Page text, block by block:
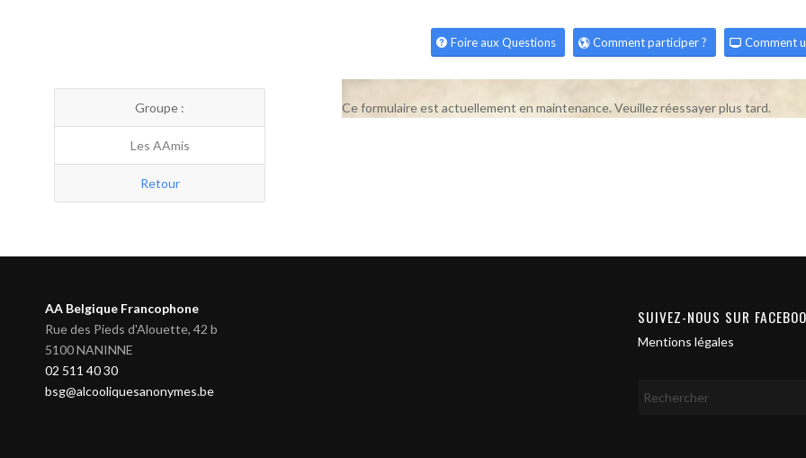
Foire aux Questions Comment participer ? Comment
Groupe :
Les AAmis
Retour
Ce formulaire est actuellement en maintenance. Veuillez réessayer plus tard.
AA Belgique Francophone
Rue des Pieds d'Alouette, 42 b
5100 NANINNE
02 511 40 30
bsg@alcooliquesanonymes.be
SUIVEZ-NOUS SUR
Mentions légales